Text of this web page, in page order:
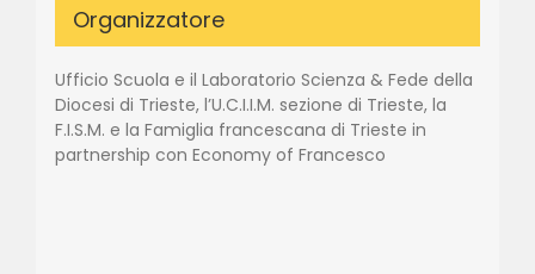
Organizzatore
Ufficio Scuola e il Laboratorio Scienza & Fede della
Diocesi di Trieste, l’U.C.I.I.M. sezione di Trieste, la
F.I.S.M. e la Famiglia francescana di Trieste in
partnership con Economy of Francesco